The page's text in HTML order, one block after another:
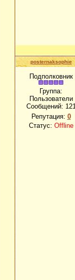
posternaksophie
Подполковник
Группа:
Пользователи
Сообщений:
Репутация: 0
Статус: Offline